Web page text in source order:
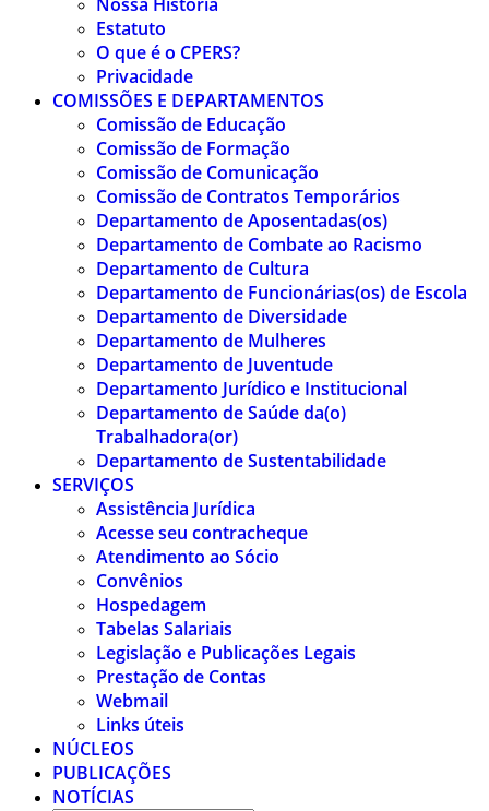
Estatuto
O que é o CPERS?
Privacidade
COMISSÕES E DEPARTAMENTOS
Comissão de Educação
Comissão de Formação
Comissão de Comunicação
Comissão de Contratos Temporários
Departamento de Aposentadas(os)
Departamento de Combate ao Racismo
Departamento de Cultura
Departamento de Funcionárias(os) de Escola
Departamento de Diversidade
Departamento de Mulheres
Departamento de Juventude
Departamento Jurídico e Institucional
Departamento de Saúde da(o)
Trabalhadora(or)
Departamento de Sustentabilidade
SERVIÇOS
Assistência Jurídica
Acesse seu contracheque
Atendimento ao Sócio
Convênios
Hospedagem
Tabelas Salariais
Legislação e Publicações Legais
Prestação de Contas
Webmail
Links úteis
NÚCLEOS
PUBLICAÇÕES
NOTÍCIAS